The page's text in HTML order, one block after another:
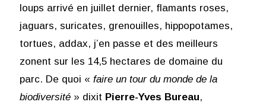
loups arrivé en juillet dernier, flamants roses,
jaguars, suricates, grenouilles, hippopotames,
tortues, addax, j’en passe et des meilleurs
zonent sur les 14,5 hectares de domaine du
parc. De quoi « faire un tour du monde de la
biodiversité» dixit Pierre-Yves Bureau,